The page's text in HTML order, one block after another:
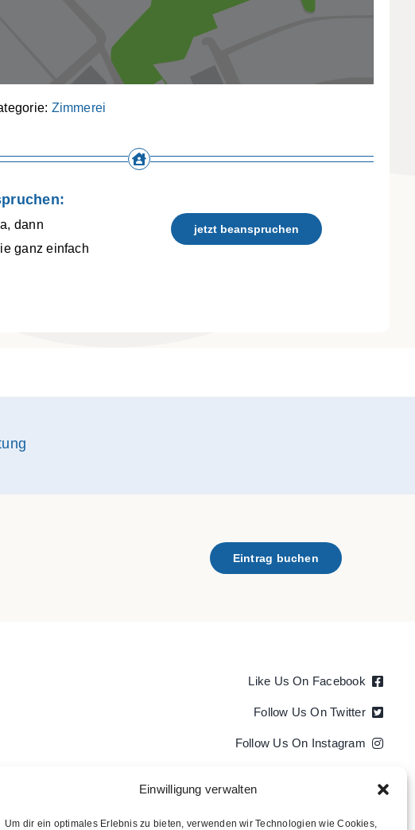
Einwilligung verwalten
Um dir ein optimales Erlebnis zu bieten, verwenden wir Technologien wie Cookies,
Zimmerei
dann
ganz einfach
jetzt beanspruchen
Eintrag buchen
Like Us On Facebook
Follow Us On Twitter
Follow Us On Instagram